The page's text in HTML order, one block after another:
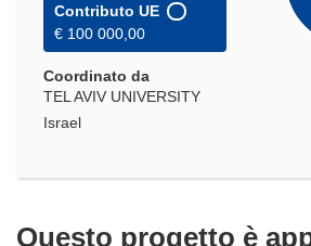
Contributo UE
€ 100 000,00
Coordinato da
TEL AVIV UNIVERSITY
Israel
Questo progetto è